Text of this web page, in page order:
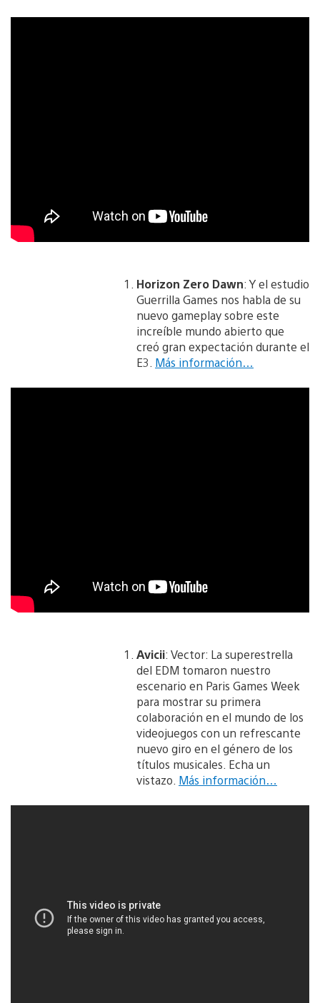
Horizon Zero Dawn: Y el estudio
Guerrilla Games nos habla de su
nuevo gameplay sobre este
increíble mundo abierto que
creó gran expectación durante el
E3. Más información…
Avicii: Vector: La superestrella
del EDM tomaron nuestro
escenario en Paris Games Week
para mostrar su primera
colaboración en el mundo de los
videojuegos con un refrescante
nuevo giro en el género de los
títulos musicales. Echa un
vistazo. Más información…